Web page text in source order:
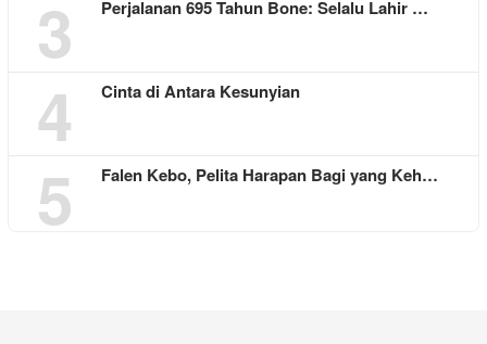
3 Perjalanan 695 Tahun Bone: Selalu Lahir …
4 Cinta di Antara Kesunyian
5 Falen Kebo, Pelita Harapan Bagi yang Keh…